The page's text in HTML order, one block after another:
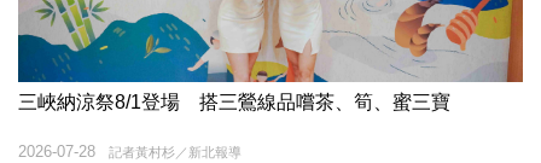
三峽納涼祭8/1登場 搭三鶯線品嚐茶、筍、蜜三寶
記者黃村杉／新北報導
2026-07-28